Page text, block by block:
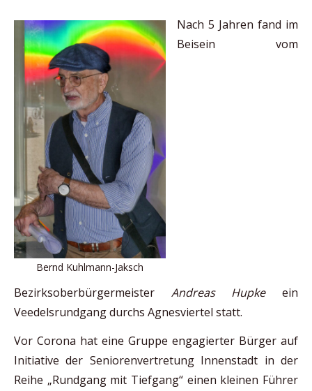
Bernd Kuhlmann-Jaksch
Nach 5 Jahren fand im
Beisein vom
Bezirksoberbürgermeister Andreas Hupkeein
Veedelsrundgang durchs Agnesviertel statt.
Vor Corona hat eine Gruppe engagierter Bürger auf
Initiative der Seniorenvertretung Innenstadt in der
Reihe „Rundgang mit Tiefgang“ einen kleinen Führer